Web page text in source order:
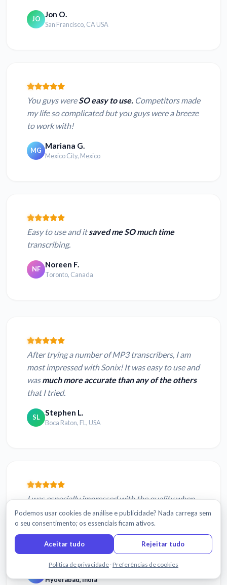
JO Jon O.
San Francisco, CA USA
You guys wereSO easy to use. Competitors made
my life so complicated but you guys were a breeze
to work with!
MG Mariana G.
Mexico City, Mexico
Easy to use and itsaved me SO much time
transcribing.
NF Noreen F.
Toronto, Canada
After trying a number of MP3 transcribers, I am
most impressed with Sonix! It was easy to use and
wasmuch more accurate than any of the others
that I tried.
SL Stephen L.
Boca Raton, FL, USA
I was especially impressed with the quality when
it comes to other accents as most other
companies can only give a good machine
transcript if it is a US accent.Sonix is amazing and
I have ...
Preethi S.
Hyderabad, India
Fale connosco
Podemos usar cookies de análise e publicidade? Nada carrega sem
o seu consentimento; os essenciais ficam ativos.
Aceitar tudo Rejeitar tudo
Política de privacidade · Preferências de cookies